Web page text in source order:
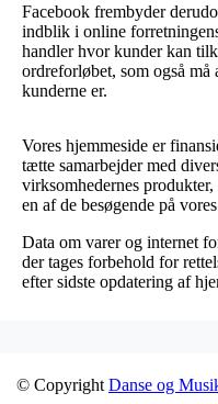
Facebook frembyder
indblik i online
handler hvor kunder kan
ordreforløbet, som også
kunderne er.
Vores hjemmeside er
tætte samarbejder med
virksomhedernes
en af de besøgende på
Data om varer og internet
der tages forbehold for
efter sidste opdatering af
© Copyright Danse og